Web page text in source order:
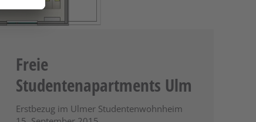
Freie
Studentenapartments Ulm
Erstbezug im Ulmer Studentenwohnheim